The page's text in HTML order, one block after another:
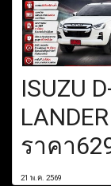
ISUZU
ราคา
21 พ.ค. 2569